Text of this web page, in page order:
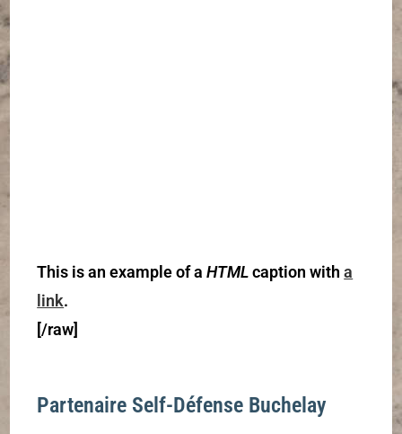
This is an example of aHTMLcaption witha
link.
[/raw]
Partenaire Self-Défense Buchelay